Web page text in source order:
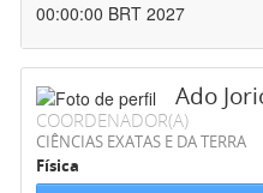
00:00:00 BRT 2027
Ado
COORDENADOR(A)
CIÊNCIAS EXATAS E DA TERRA
Física